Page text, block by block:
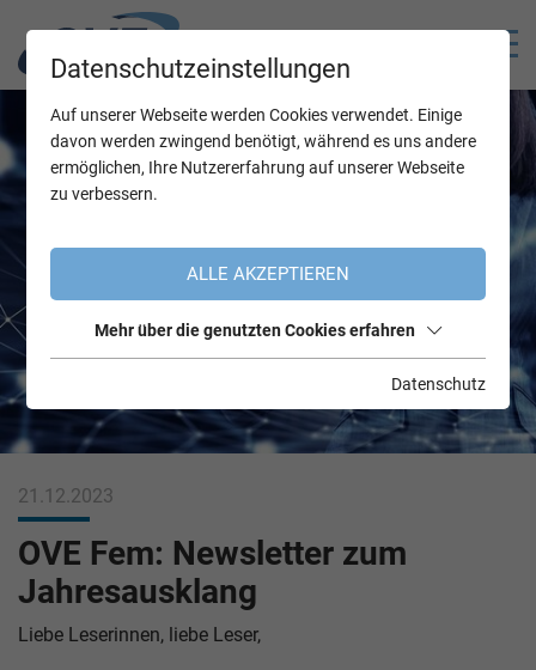
21.12.2023
OVE Fem: Newsletter zum
Jahresausklang
Liebe Leserinnen, liebe Leser,
Datenschutzeinstellungen
Auf unserer Webseite werden Cookies verwendet. Einige
davon werden zwingend benötigt, während es uns andere
ermöglichen, Ihre Nutzererfahrung auf unserer Webseite
zu verbessern.
ALLE AKZEPTIEREN
Mehr über die genutzten Cookies erfahren
Datenschutz